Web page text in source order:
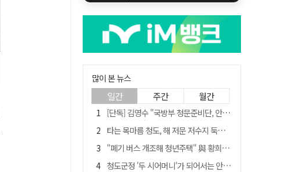
많이 본 뉴스
일간 주간 월간
[단독] 김영수 "국방부 청문준비단, 안규백 탈영 알고있었다"
타는 목마름 청도, 해 저문 저수지 둑에 군수가 서 있었다
"폐기 버스 개조해 청년주택" 與 황희…'딸 학비는 年 4200만원'
청도군정 '두 시어머니'가 되어서는 안된다